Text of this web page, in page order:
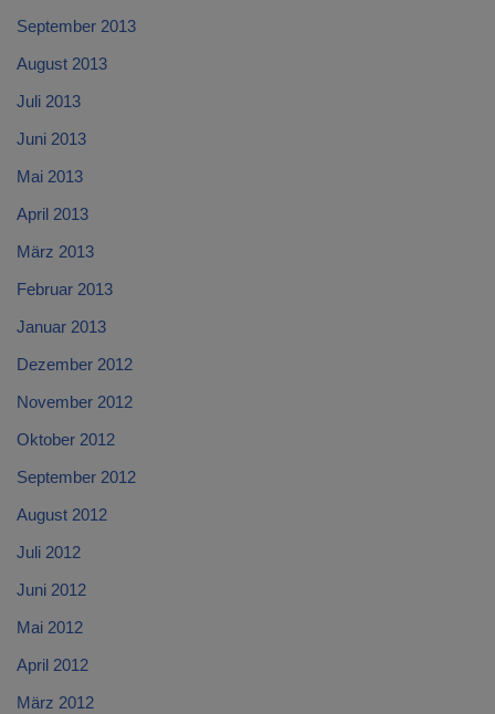
September 2013
August 2013
Juli 2013
Juni 2013
Mai 2013
April 2013
März 2013
Februar 2013
Januar 2013
Dezember 2012
November 2012
Oktober 2012
September 2012
August 2012
Juli 2012
Juni 2012
Mai 2012
April 2012
März 2012